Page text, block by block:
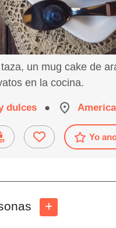
un mug cake de
en la cocina.
dulces ●
Yo